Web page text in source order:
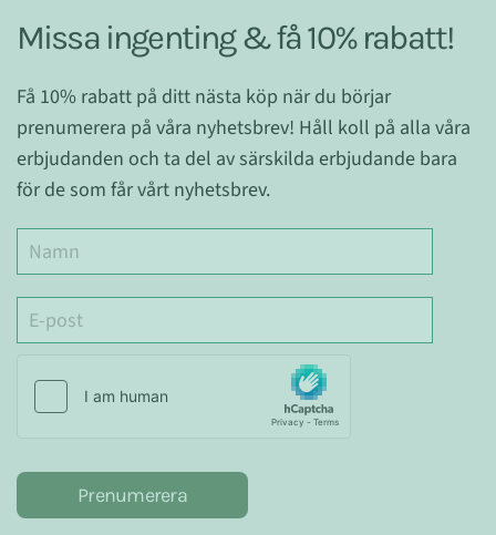
Missa ingenting & få 10% rabatt!
Få 10% rabatt på ditt nästa köp när du börjar
prenumerera på våra nyhetsbrev! Håll koll på alla våra
erbjudanden och ta del av särskilda erbjudande bara
för de som får vårt nyhetsbrev.
Prenumerera